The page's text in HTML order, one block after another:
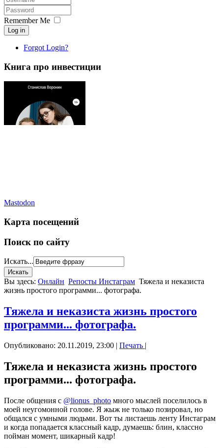
Remember Me
Log in
Forgot Login?
Книга про инвестиции
Mastodon
Карта посещений
Поиск по сайту
Искать...
Вы здесь: Онлайн Репосты Инстаграм Тяжела и неказиста
жизнь простого программи... фотографа.
Тяжела и неказиста жизнь простого
программи... фотографа.
Опубликовано: 20.11.2019, 23:00 | Печать |
Тяжела и неказиста жизнь простого
программи... фотографа.
После общения с @lionus_photo много мыслей поселилось в
моей неугомонной голове. Я жыж не только позировал, но
общался с умными людьми. Вот ты листаешь ленту Инстаграм
и когда попадается классный кадр, думаешь: блин, классно
пойман момент, шикарный кадр!